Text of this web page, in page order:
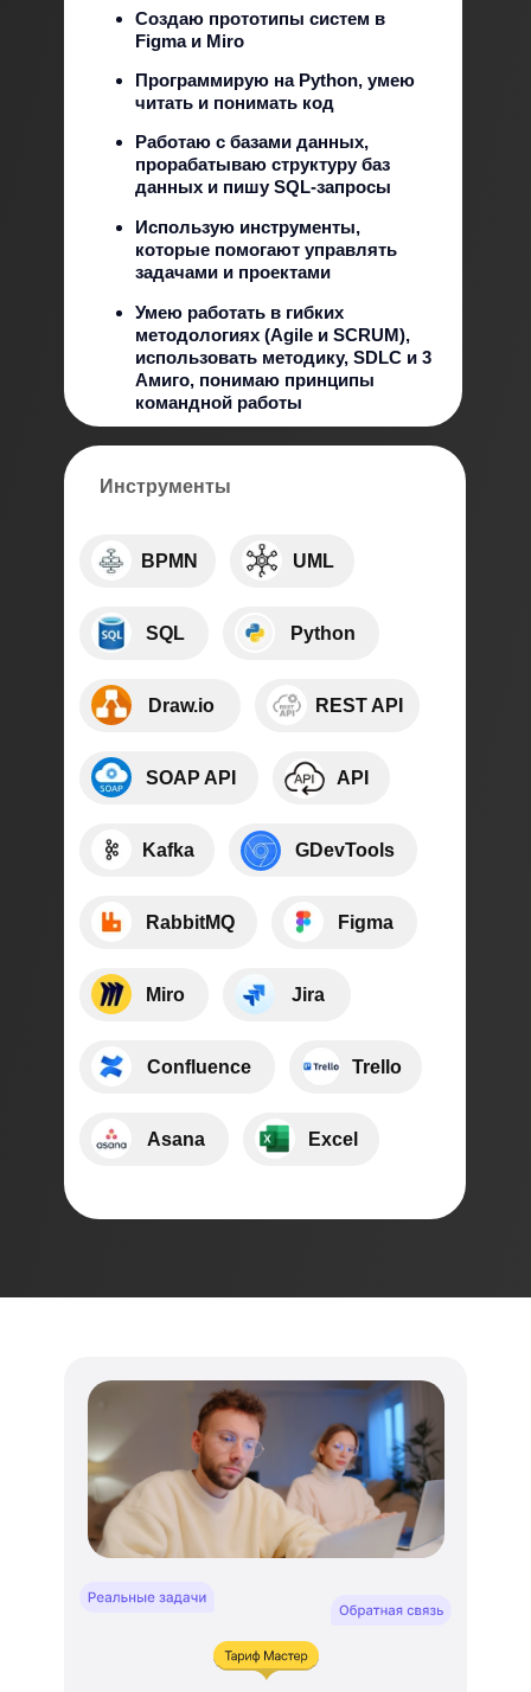
Создаю прототипы систем в
Figma и Miro
Программирую на Python, умею
читать и понимать код
Работаю с базами данных,
прорабатываю структуру баз
данных и пишу SQL-запросы
Использую инструменты,
которые помогают управлять
задачами и проектами
Умею работать в гибких
методологиях (Agile и SCRUM),
использовать методику, SDLC и 3
Амиго, понимаю принципы
командной работы
Инструменты
⠀⠀⠀BPMN ⠀⠀⠀UML
⠀⠀⠀SQL ⠀⠀⠀Python
⠀⠀⠀GDevTools
⠀⠀⠀REST API
⠀⠀⠀SOAP API
⠀⠀⠀Draw.io
⠀⠀⠀Jira
⠀⠀⠀Miro
⠀⠀⠀Figma
⠀⠀⠀RabbitMQ
⠀⠀⠀Confluence
⠀⠀⠀API
⠀⠀⠀Kafka
⠀⠀⠀Asana
⠀⠀⠀Trello
⠀⠀⠀Excel